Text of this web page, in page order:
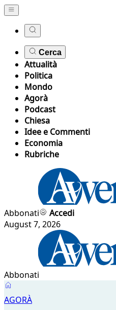
Cerca
Attualità
Politica
Mondo
Agorà
Podcast
Chiesa
Idee e Commenti
Economia
Rubriche
Abbonati
Accedi
August 7, 2026
Abbonati
AGORÀ